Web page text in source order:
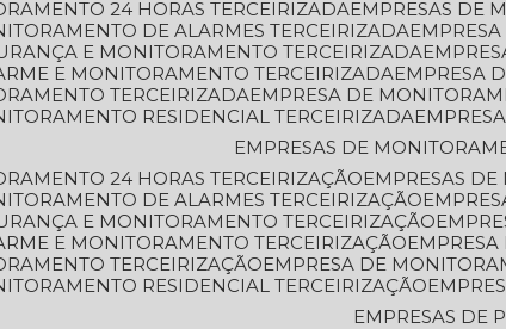
24 HORAS TERCEIRIZADA
EMPRESAS DE
DE ALARMES TERCEIRIZADA
E MONITORAMENTO TERCEIRIZADA
E MONITORAMENTO TERCEIRIZADA
EMPRESA
TERCEIRIZADA
EMPRESA DE
RESIDENCIAL TERCEIRIZADA
EMPRESAS DE
24 HORAS TERCEIRIZAÇÃO
EMPRESAS
DE ALARMES TERCEIRIZAÇÃO
E MONITORAMENTO TERCEIRIZAÇÃO
E MONITORAMENTO TERCEIRIZAÇÃO
TERCEIRIZAÇÃO
EMPRESA DE
RESIDENCIAL TERCEIRIZAÇÃO
EMPRESAS DE